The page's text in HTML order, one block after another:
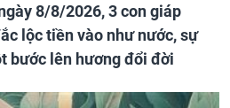
8/8/2026, 3 con giáp
lộc tiền vào như nước, sự
bước lên hương đổi đời